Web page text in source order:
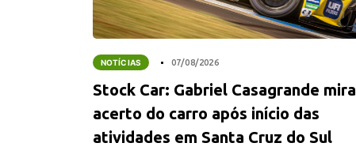
NOTÍCIAS 07/08/2026
Stock Car: Gabriel Casagrande mira
acerto do carro após início das
atividades em Santa Cruz do Sul